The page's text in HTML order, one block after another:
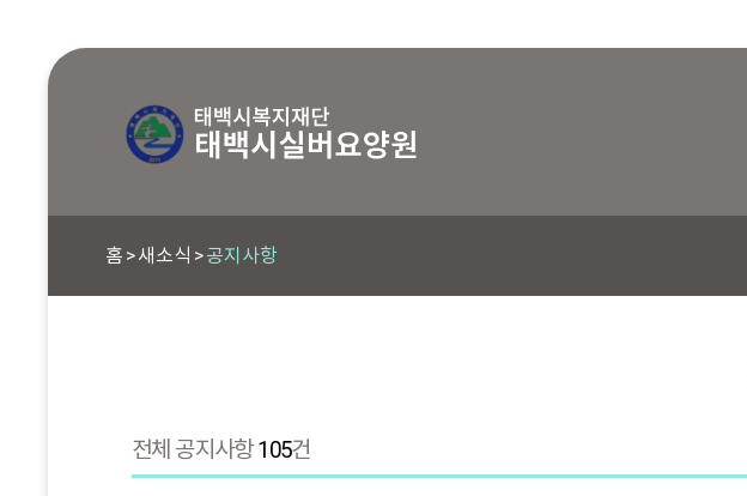
홈 새소식 공지사항
전체 공지사항105건